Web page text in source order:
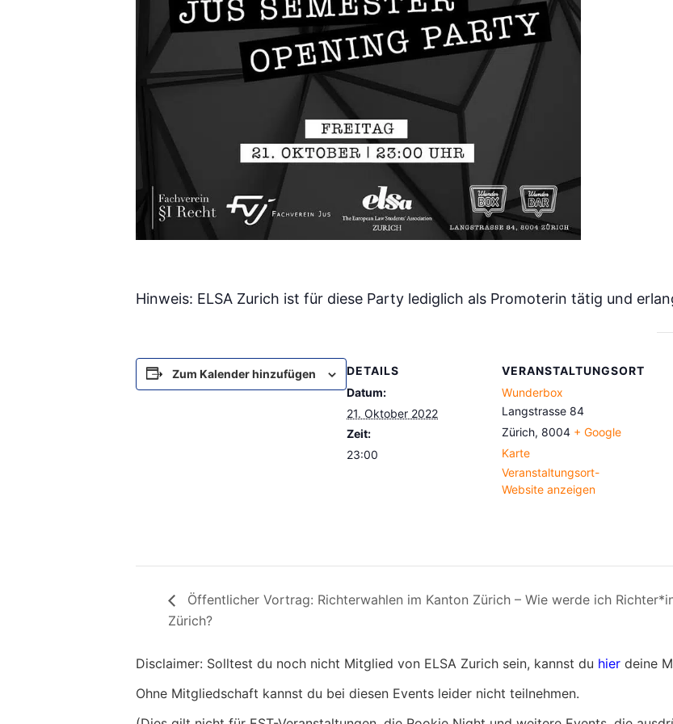
Hinweis: ELSA Zurich ist für diese Party lediglich als Promoterin tätig und
Zum Kalender hinzufügen
DETAILS
Datum:
21. Oktober 2022
Zeit:
23:00
VERANSTALTUNGSORT
Wunderbox
Langstrasse 84
Zürich, 8004 + Google
Karte
Veranstaltungsort-
Website anzeigen
Öffentlicher Vortrag: Richterwahlen im Kanton Zürich – Wie werde ich
Zürich?
Disclaimer: Solltest du noch nicht Mitglied von ELSA Zurich sein, kannst du hier deine
Ohne Mitgliedschaft kannst du bei diesen Events leider nicht teilnehmen.